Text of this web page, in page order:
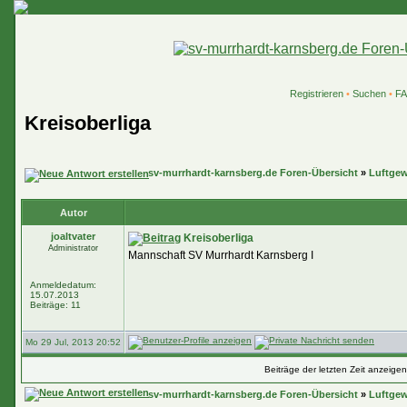
Registrieren• Suchen•
Kreisoberliga
sv-murrhardt-karnsberg.de Foren-Übersicht »
Autor
joaltvater
Administrator
Anmeldedatum:
15.07.2013
Beiträge: 11
Kreisoberliga
Mannschaft SV Murrhardt Karnsberg I
Mo 29 Jul, 2013 20:52
Beiträge der letzten Zeit
sv-murrhardt-karnsberg.de Foren-Übersicht »